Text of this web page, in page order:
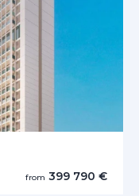
from 399 790 €